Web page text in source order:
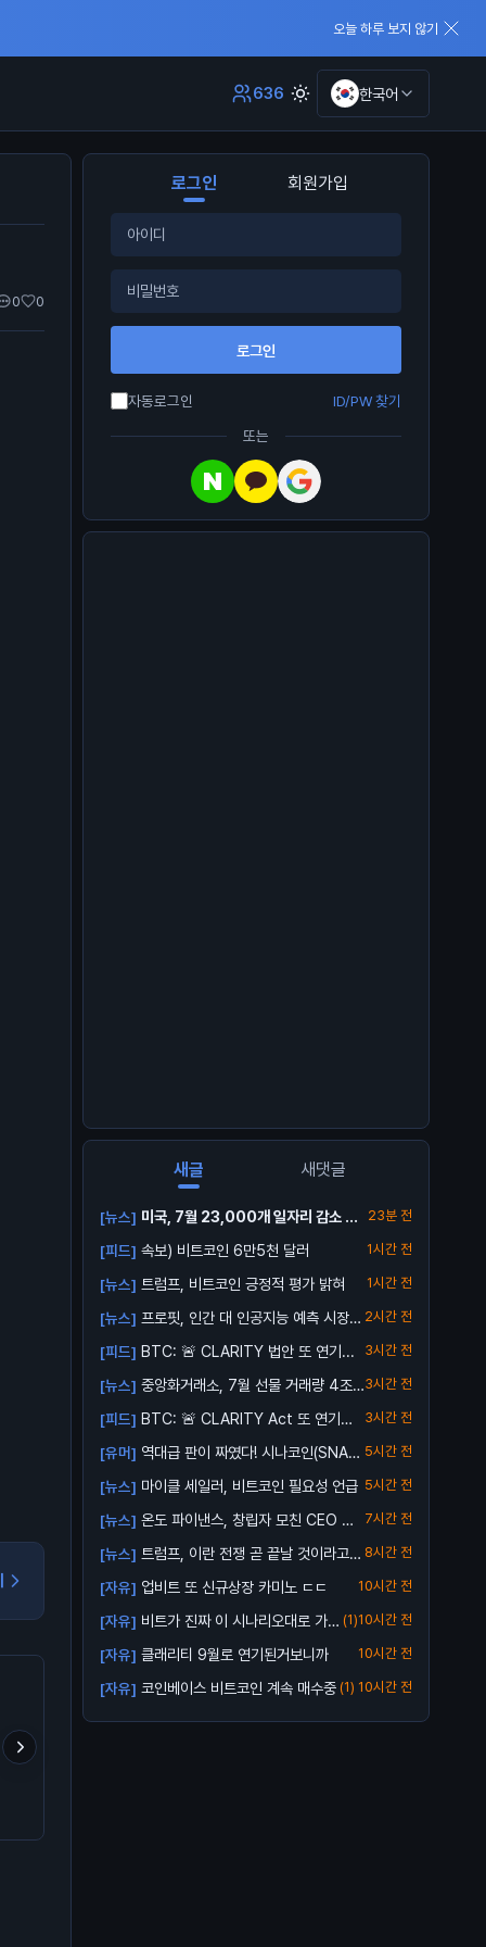
오늘 하루 보지 않기
636 한국어
0 0
로그인 회원가입
로그인
자동로그인
ID/PW 찾기
또는
새글 새댓글
[뉴스] 미국, 7월 23,000개 일자리 감소 발
23분 전
[피드] 속보) 비트코인 6만5천 달러 1시간 전
[뉴스] 트럼프, 비트코인 긍정적 평가 밝혀 1시간 전
[뉴스] 프로핏, 인간 대 인공지능 예측 시장
2시간 전
[피드] BTC: 🚨 CLARITY 법안 또 연기... 3시간 전
[뉴스] 중앙화거래소, 7월 선물 거래량 4조
3시간 전
[피드] BTC: 🚨 CLARITY Act 또 연기… 3시간 전
[유머] 역대급 판이 짜였다! 시나코인(SNA)
업비트...
5시간 전
[뉴스] 마이클 세일러, 비트코인 필요성 언급 5시간 전
[뉴스] 온도 파이낸스, 창립자 모친 CEO 해
임 소송...
7시간 전
[뉴스] 트럼프, 이란 전쟁 곧 끝날 것이라고
전망
8시간 전
[자유] 업비트 또 신규상장 카미노 ㄷㄷ 10시간 전
[자유] 비트가 진짜 이 시나리오대로 가
줄까?
(1)10시간 전
[자유] 클래리티 9월로 연기된거보니까 10시간 전
[자유] 코인베이스 비트코인 계속 매수중 (1) 10시간 전